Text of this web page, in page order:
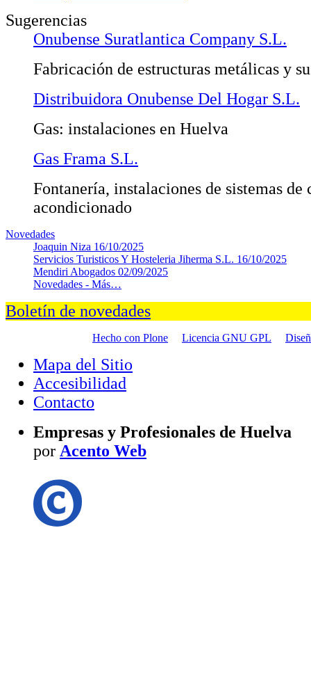
Sugerencias
Onubense Suratlantica Company S.L.
Fabricación de estructuras metálicas y
Distribuidora Onubense Del Hogar S.L.
Gas: instalaciones en Huelva
Gas Frama S.L.
Fontanería, instalaciones de sistemas
acondicionado
Novedades
Joaquin Niza 16/10/2025
Servicios Turisticos Y Hosteleria Jiherma S.L. 16/10/2025
Mendiri Abogados 02/09/2025
Novedades - Más…
Boletín de novedades
Hecho con Plone Licencia GNU GPL
Mapa del Sitio
Accesibilidad
Contacto
Empresas y Profesionales de Huelva
por Acento Web